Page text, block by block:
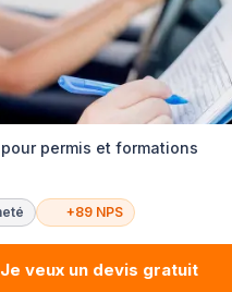
permis et formations
+89 NPS
Je veux un devis gratuit